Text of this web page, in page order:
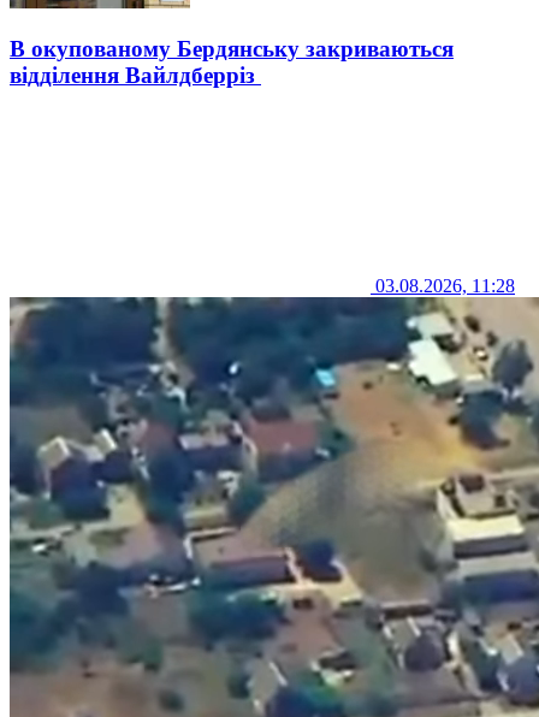
В окупованому Бердянську закриваються
відділення Вайлдберріз
03.08.2026, 11:28